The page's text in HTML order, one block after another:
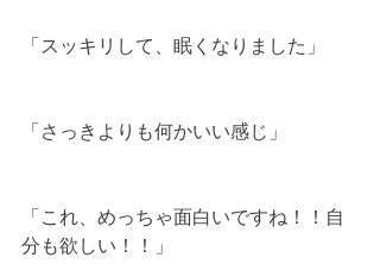
「スッキリして、眠くなりました」
「さっきよりも何かいい感じ」
「これ、めっちゃ面白いですね！！自
分も欲しい！！」